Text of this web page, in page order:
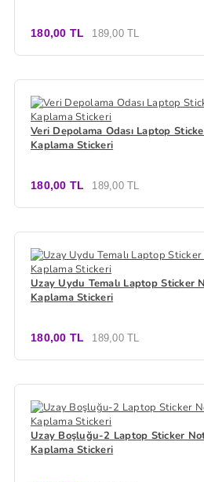
180,00 TL 189,00 TL
Veri Depolama Odası Laptop
Kaplama Stickeri
180,00 TL 189,00 TL
Uzay Uydu Temalı Laptop Sticker
Kaplama Stickeri
180,00 TL 189,00 TL
Uzay Boşluğu-2 Laptop Sticker
Kaplama Stickeri